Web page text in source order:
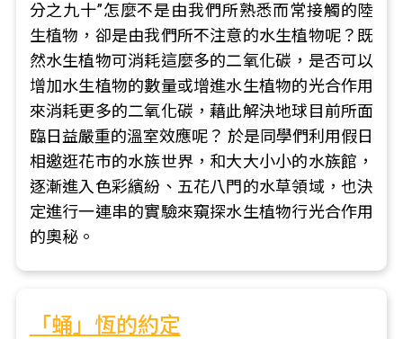
分之九十”怎麼不是由我們所熟悉而常接觸的陸
生植物，卻是由我們所不注意的水生植物呢？既
然水生植物可消耗這麼多的二氧化碳，是否可以
增加水生植物的數量或增進水生植物的光合作用
來消耗更多的二氧化碳，藉此解決地球目前所面
臨日益嚴重的溫室效應呢？ 於是同學們利用假日
相邀逛花市的水族世界，和大大小小的水族館，
逐漸進入色彩繽紛、五花八門的水草領域，也決
定進行一連串的實驗來窺探水生植物行光合作用
的奧秘。
「蛹」恆的約定